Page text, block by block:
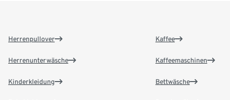
Herrenpullover
Herrenunterwäsche
Kinderkleidung
Kaffee
Kaffeemaschinen
Bettwäsche